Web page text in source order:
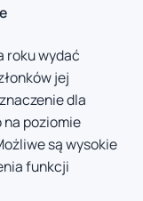
roku wydać
jej
dla
poziomie
są wysokie
funkcji